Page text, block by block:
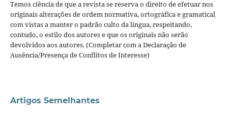
Temos ciência de que a revista se reserva o direito de efetuar nos
originais alterações de ordem normativa, ortográfica e gramatical
com vistas a manter o padrão culto da língua, respeitando,
contudo, o estilo dos autores e que os originais não serão
devolvidos aos autores. (Completar com a Declaração de
Ausência/Presença de Conflitos de Interesse)
Artigos Semelhantes